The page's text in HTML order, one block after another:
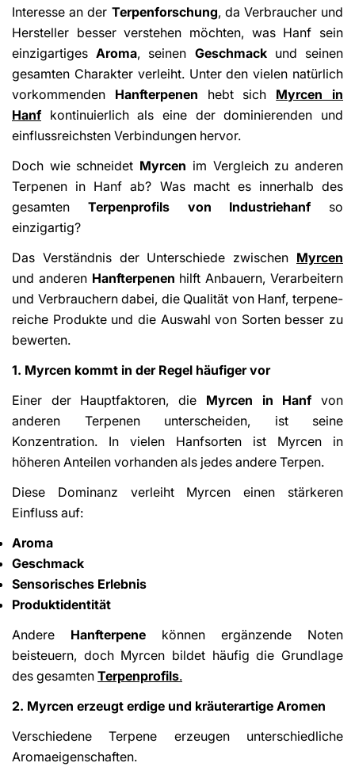
Interesse an der Terpenforschung, da Verbraucher und
Hersteller besser verstehen möchten, was Hanf sein
einzigartigesAroma, seinen Geschmackund seinen
gesamten Charakter verleiht. Unter den vielen natürlich
vorkommenden Hanfterpenen hebt sich Myrcen in
Hanf kontinuierlich als eine der dominierenden und
einflussreichsten Verbindungen hervor.
Doch wie schneidet Myrcen im Vergleich zu anderen
Terpenen in Hanf ab? Was macht es innerhalb des
gesamten Terpenprofils von Industriehanf so
einzigartig?
Das Verständnis der Unterschiede zwischen Myrcen
und anderen Hanfterpenen hilft Anbauern, Verarbeitern
und Verbrauchern dabei, die Qualität von Hanf, terpene-
reiche Produkte und die Auswahl von Sorten besser zu
bewerten.
1. Myrcen kommt in der Regel häufiger vor
Einer der Hauptfaktoren, die Myrcen in Hanf von
anderen Terpenen unterscheiden, ist seine
Konzentration. In vielen Hanfsorten ist Myrcen in
höheren Anteilen vorhanden als jedes andere Terpen.
Diese Dominanz verleiht Myrcen einen stärkeren
Einfluss auf:
Aroma
Geschmack
Sensorisches Erlebnis
Produktidentität
Andere Hanfterpene können ergänzende Noten
beisteuern, doch Myrcen bildet häufig die Grundlage
des gesamten Terpenprofils.
2. Myrcen erzeugt erdige und kräuterartige Aromen
Verschiedene Terpene erzeugen unterschiedliche
Aromaeigenschaften.